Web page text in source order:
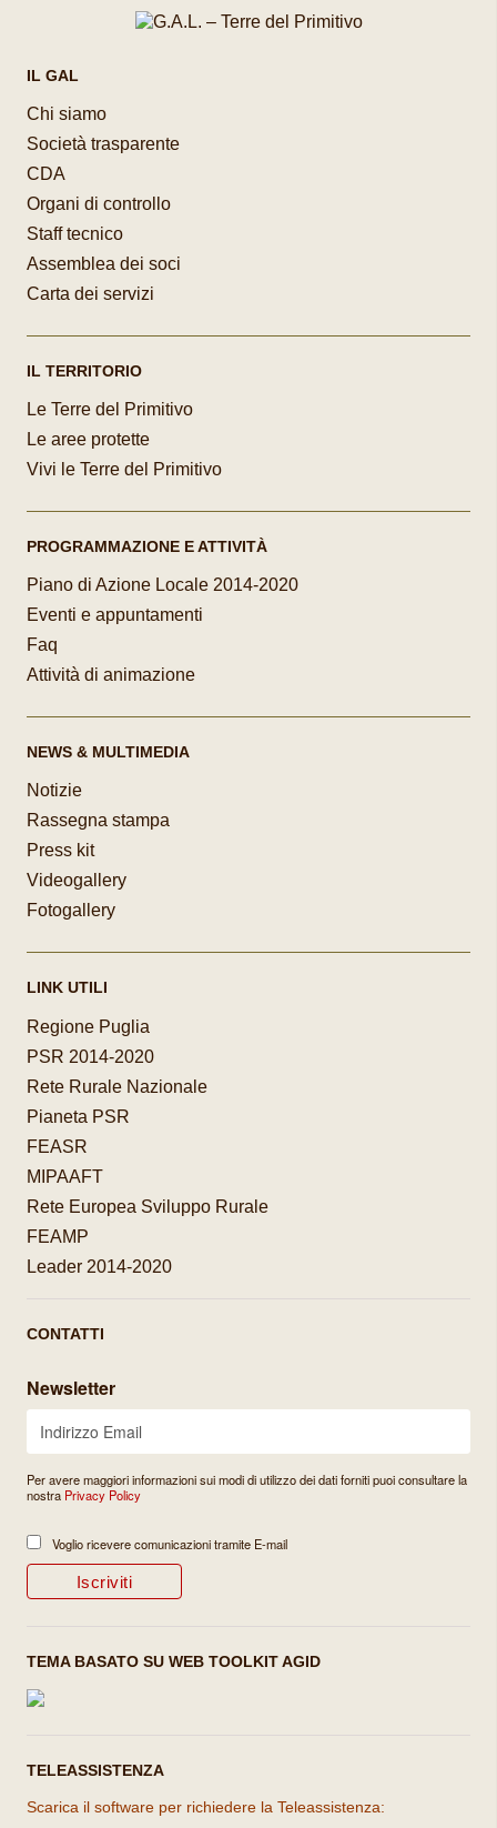
IL GAL
Chi siamo
Società trasparente
CDA
Organi di controllo
Staff tecnico
Assemblea dei soci
Carta dei servizi
IL TERRITORIO
Le Terre del Primitivo
Le aree protette
Vivi le Terre del Primitivo
PROGRAMMAZIONE E ATTIVITÀ
Piano di Azione Locale 2014-2020
Eventi e appuntamenti
Faq
Attività di animazione
NEWS & MULTIMEDIA
Notizie
Rassegna stampa
Press kit
Videogallery
Fotogallery
LINK UTILI
Regione Puglia
PSR 2014-2020
Rete Rurale Nazionale
Pianeta PSR
FEASR
MIPAAFT
Rete Europea Sviluppo Rurale
FEAMP
Leader 2014-2020
CONTATTI
Newsletter
Per avere maggiori informazioni sui modi di utilizzo dei dati forniti puoi consultare la
nostra Privacy Policy
Voglio ricevere comunicazioni tramite E-mail
TEMA BASATO SU WEB TOOLKIT AGID
TELEASSISTENZA
Scarica il software per richiedere la Teleassistenza: